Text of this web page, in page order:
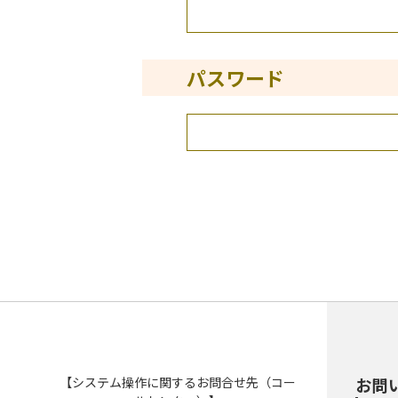
パスワード
【システム操作に関するお問合せ先（コー
お問